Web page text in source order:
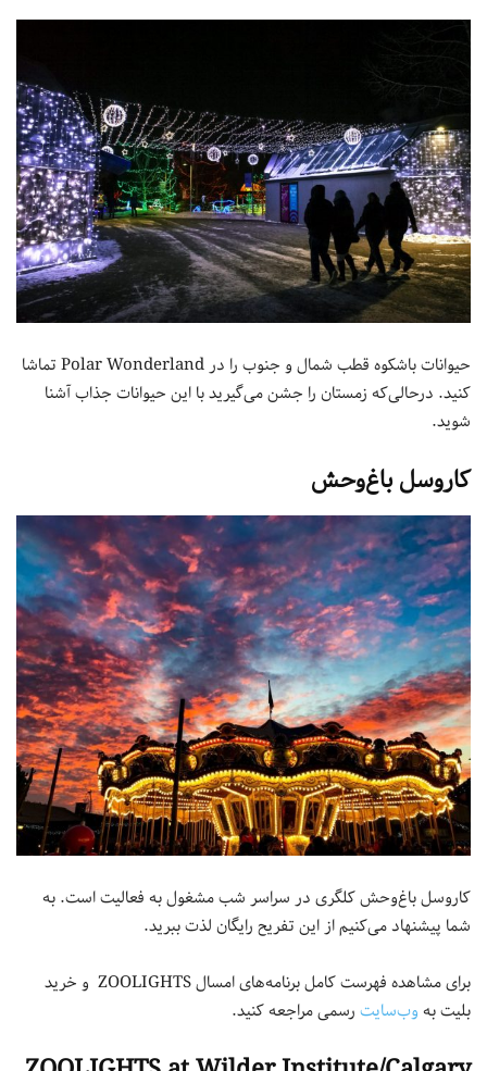
حیوانات باشکوه قطب شمال و جنوب را در Polar Wonderland تماشا
کنید. درحالی‌که زمستان را جشن می‌گیرید با این حیوانات جذاب آشنا
شوید.
کاروسل باغ‌وحش
کاروسل باغ‌وحش کلگری در سراسر شب مشغول به فعالیت است. به
شما پیشنهاد می‌کنیم از این تفریح رایگان لذت ببرید.
برای مشاهده فهرست کامل برنامه‌های امسال ZOOLIGHTS و خرید
بلیت بهوب‌سایترسمی مراجعه کنید.